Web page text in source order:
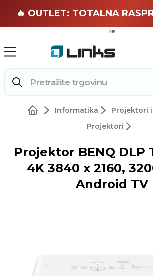
🏄 Zaslužuješ
🔥 OUTLET: TOTALNA
Informatika
Projektori
Projektori
Projektor BENQ DLP
4K 3840 x 2160,
Android TV